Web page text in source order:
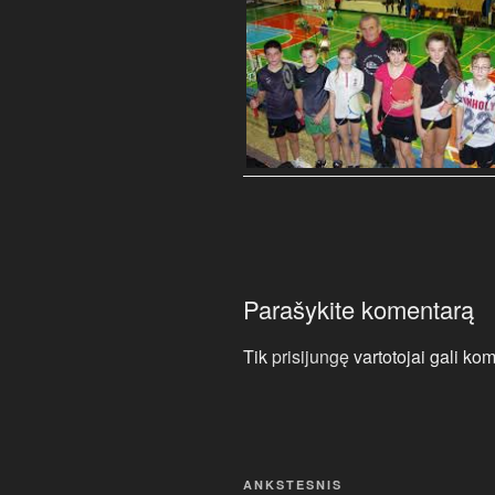
Parašykite komentarą
Tik prisijungęvartotojai gali
Navigacija
Ankstesnis
ANKSTESNIS